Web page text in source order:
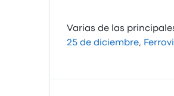
Varias de las
25 de diciembre,